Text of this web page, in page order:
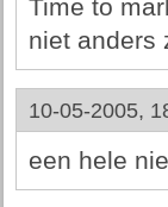
Time to
niet anders
10-05-2005,
een hele